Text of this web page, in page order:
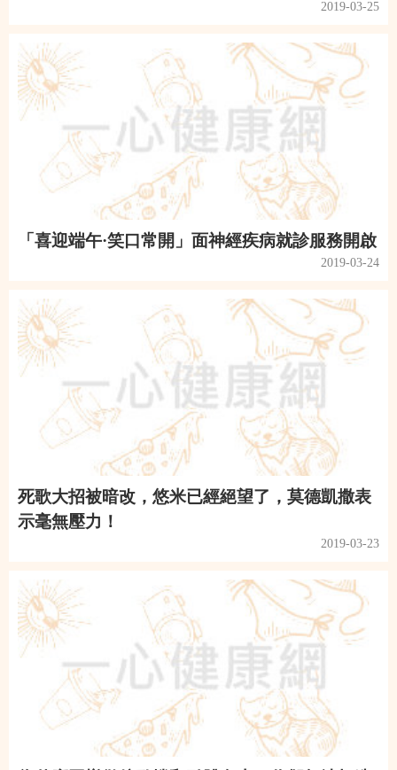
2019-03-25
「喜迎端午·笑口常開」面神經疾病就診服務開啟
2019-03-24
死歌大招被暗改，悠米已經絕望了，莫德凱撒表
示毫無壓力！
2019-03-23